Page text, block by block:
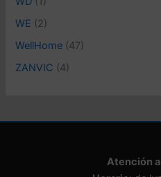
WE (2)
WellHome (47)
ZANVIC (4)
Atención